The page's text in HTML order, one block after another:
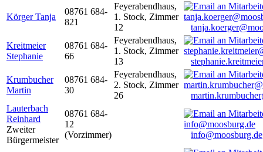
Körger Tanja
08761 684-
821
Feyerabendhaus,
1. Stock, Zimmer
12
Kreitmeier
Stephanie
08761 684-
66
Feyerabendhaus,
1. Stock, Zimmer
13
Krumbucher
Martin
08761 684-
30
Feyerabendhaus,
2. Stock, Zimmer
26
Lauterbach
Reinhard
Zweiter
Bürgermeister
08761 684-
12
(Vorzimmer)
info@moosburg.de